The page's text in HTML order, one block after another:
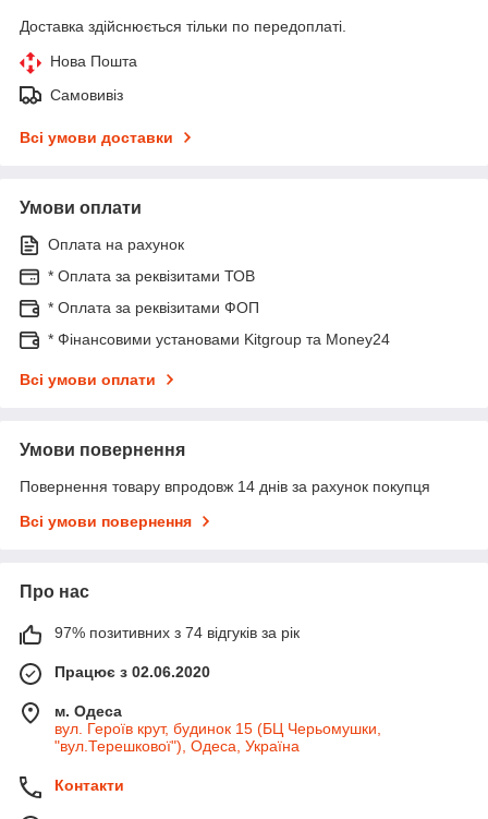
Доставка здійснюється тільки по передоплаті.
Нова Пошта
Самовивіз
Всі умови доставки
Умови оплати
Оплата на рахунок
* Оплата за реквізитами ТОВ
* Оплата за реквізитами ФОП
* Фінансовими установами Kitgroup та Money24
Всі умови оплати
Умови повернення
Повернення товару впродовж 14 днів за рахунок покупця
Всі умови повернення
Про нас
97% позитивних з 74 відгуків за рік
Працює з 02.06.2020
м. Одеса
вул. Героїв крут, будинок 15 (БЦ Черьомушки,
"вул.Терешкової"), Одеса, Україна
Контакти